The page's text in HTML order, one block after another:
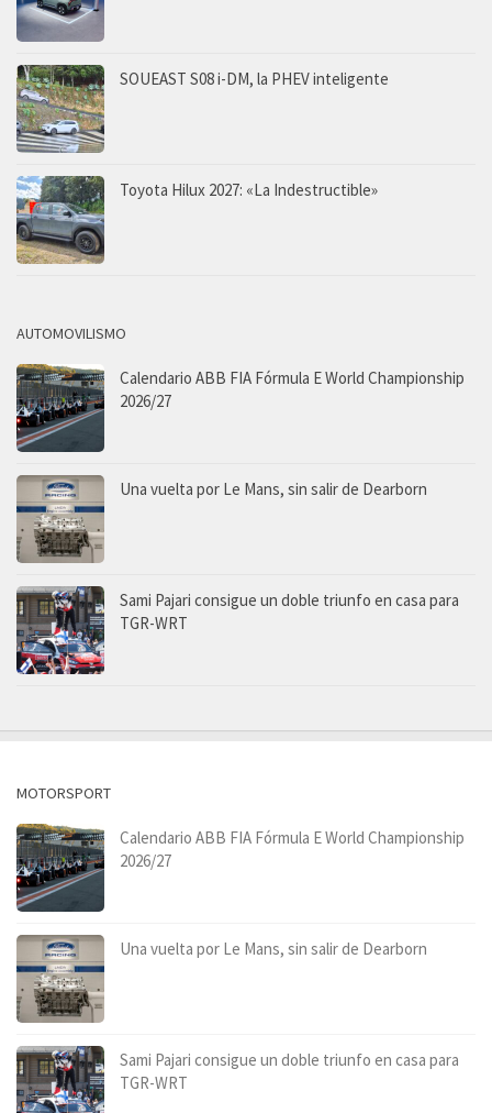
SOUEAST S08 i-DM, la PHEV inteligente
Toyota Hilux 2027: «La Indestructible»
AUTOMOVILISMO
Calendario ABB FIA Fórmula E World Championship
2026/27
Una vuelta por Le Mans, sin salir de Dearborn
Sami Pajari consigue un doble triunfo en casa para
TGR-WRT
MOTORSPORT
Calendario ABB FIA Fórmula E World Championship
2026/27
Una vuelta por Le Mans, sin salir de Dearborn
Sami Pajari consigue un doble triunfo en casa para
TGR-WRT